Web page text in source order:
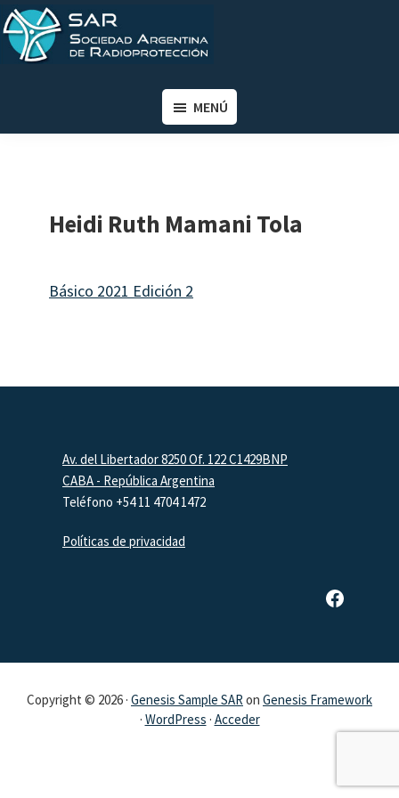
Saltar
al
contenido
Saltar
al
de
MENÚ
Heidi Ruth Mamani Tola
Básico 2021 Edición 2
FooterAv. del Libertador 8250 Of. 122 C1429BNP
CABA - República Argentina
Teléfono +54 11 4704 1472
Políticas de privacidad
Página de Facebook de SAR
Copyright © 2026 · Genesis Sample SARon Genesis Framework
· WordPress · Acceder